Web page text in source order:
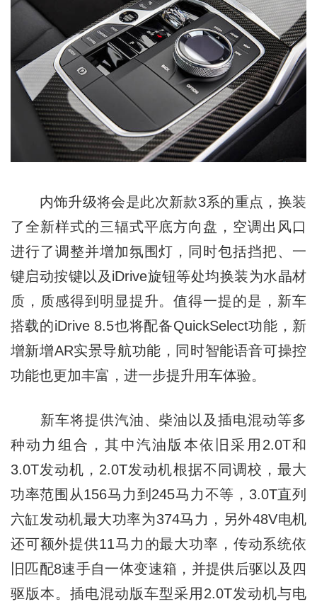
内饰升级将会是此次新款3系的重点，换装
了全新样式的三辐式平底方向盘，空调出风口
进行了调整并增加氛围灯，同时包括挡把、一
键启动按键以及iDrive旋钮等处均换装为水晶材
质，质感得到明显提升。值得一提的是，新车
搭载的iDrive 8.5也将配备QuickSelect功能， 新
增新增AR实景导航功能，同时智能语音可操控
功能也更加丰富，进一步提升用车体验。
新车将提供汽油、柴油以及插电混动等多
种动力组合，其中汽油版本依旧采用2.0T和
3.0T发动机，2.0T发动机根据不同调校，最大
功率范围从156马力到245马力不等，3.0T直列
六缸发动机最大功率为374马力，另外48V电机
还可额外提供11马力的最大功率，传动系统依
旧匹配8速手自一体变速箱，并提供后驱以及四
驱版本。插电混动版车型采用2.0T发动机与电